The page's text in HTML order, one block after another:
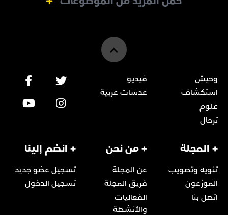
وحيش
استكشاف
علوم
ترحال
فيديو
عدسات عربية
+ المجلة
تنويه وتصويب
الموزعون
اتصل بنا
+ من نحن
عن المجلة
فريق المجلة
الفعاليات
والأنشطة
+ انضم إلينا
تسجيل عضو جديد
تسجيل الدخول